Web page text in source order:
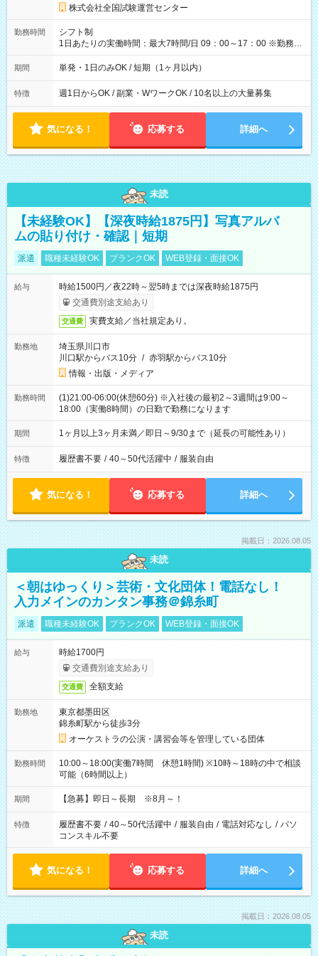
円の場合あり ・国家試験 7:00～13:30（休憩なし） 時給1,300
円（役割手当＋100円）×6時間＝日収8,400円＋交通費 【試用期
間】試用期間なし
株式会社全国試験運営センター
勤務時間
シフト制
1日あたりの実働時間：最大7時間/日 09：00～17：00 ※勤務時
間は 試験により異なります。
期間 単発・1日のみOK / 短期（1ヶ月以内）
特徴 週1日からOK / 副業・WワークOK / 10名以上の大量募集
気になる！ 応募する 詳細へ
未読
【未経験OK】【深夜時給1875円】写真アルバ
ムの貼り付け・確認｜短期
派遣 職種未経験OK ブランクOK WEB登録・面接OK
給与
時給1500円／夜22時～翌5時までは深夜時給1875円
交通費別途支給あり
交通費 実費支給／当社規定あり。
勤務地
埼玉県川口市
川口駅からバス10分 / 赤羽駅からバス10分
情報・出版・メディア
勤務時間
(1)21:00-06:00(休憩60分) ※入社後の最初2～3週間は9:00～
18:00（実働8時間）の日勤で勤務になります
期間 1ヶ月以上3ヶ月未満／即日～9/30まで（延長の可能性あり）
特徴 履歴書不要 / 40～50代活躍中 / 服装自由
気になる！ 応募する 詳細へ
掲載日：2026.08.05
未読
＜朝はゆっくり＞芸術・文化団体！電話なし！
入力メインのカンタン事務＠錦糸町
派遣 職種未経験OK ブランクOK WEB登録・面接OK
給与
時給1700円
交通費別途支給あり
交通費 全額支給
勤務地
東京都墨田区
錦糸町駅から徒歩3分
オーケストラの公演・講習会等を管理している団体
勤務時間
10:00～18:00(実働7時間 休憩1時間) ※10時～18時の中で相談
可能（6時間以上）
期間 【急募】即日～長期 ※8月～！
特徴 履歴書不要 / 40～50代活躍中 / 服装自由 / 電話対応なし / パソ
コンスキル不要
気になる！ 応募する 詳細へ
掲載日：2026.08.05
未読